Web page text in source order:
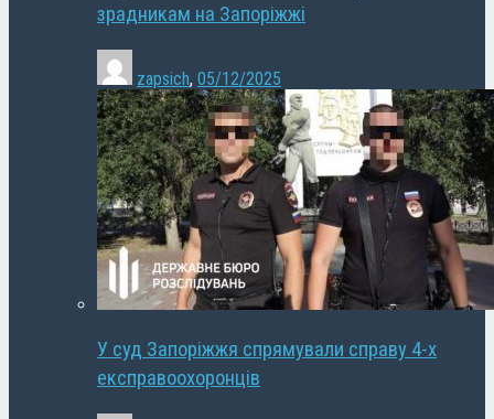
зрадникам на Запоріжжі
zapsich, 05/12/2025
У суд Запоріжжя спрямували справу 4-х
експравоохоронців